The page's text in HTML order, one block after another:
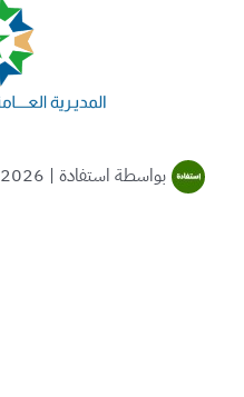
بواسطة استفادة |
2026-01-31